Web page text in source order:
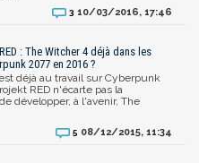
3 10/03/2016, 17:46
: The Witcher 4 déjà dans les
2077 en 2016 ?
déjà au travail sur Cyberpunk
RED n'écarte pas la
développer, à l'avenir, The
5 08/12/2015, 11:34